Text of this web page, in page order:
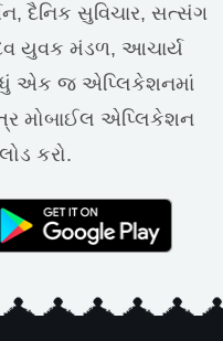
દૈનિક સુવિચાર, સત્સંગ
યુવક મંડળ, આચાર્ય
એક જ એપ્લિકેશનમાં
મોબાઈલ એપ્લિકેશન
કરો.